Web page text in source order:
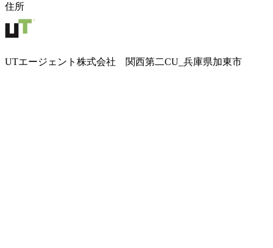
住所
UTエージェント株式会社 関西第二CU_兵庫県加東市